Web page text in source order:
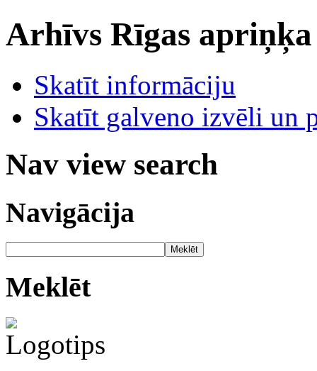
Arhīvs Rīgas
Skatīt informāciju
Skatīt galveno izvēli un
Nav view search
Navigācija
Meklēt
Meklēt